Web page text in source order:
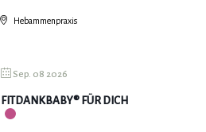
Hebammenpraxis
Sep. 08 2026
FITDANKBABY® FÜR DICH